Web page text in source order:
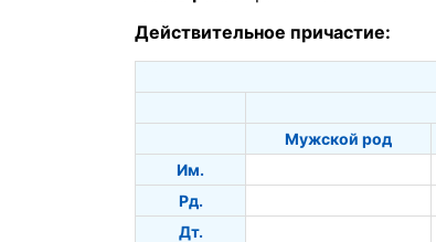
Действительное причастие:
Мужской род
Им.
Рд.
Дт.